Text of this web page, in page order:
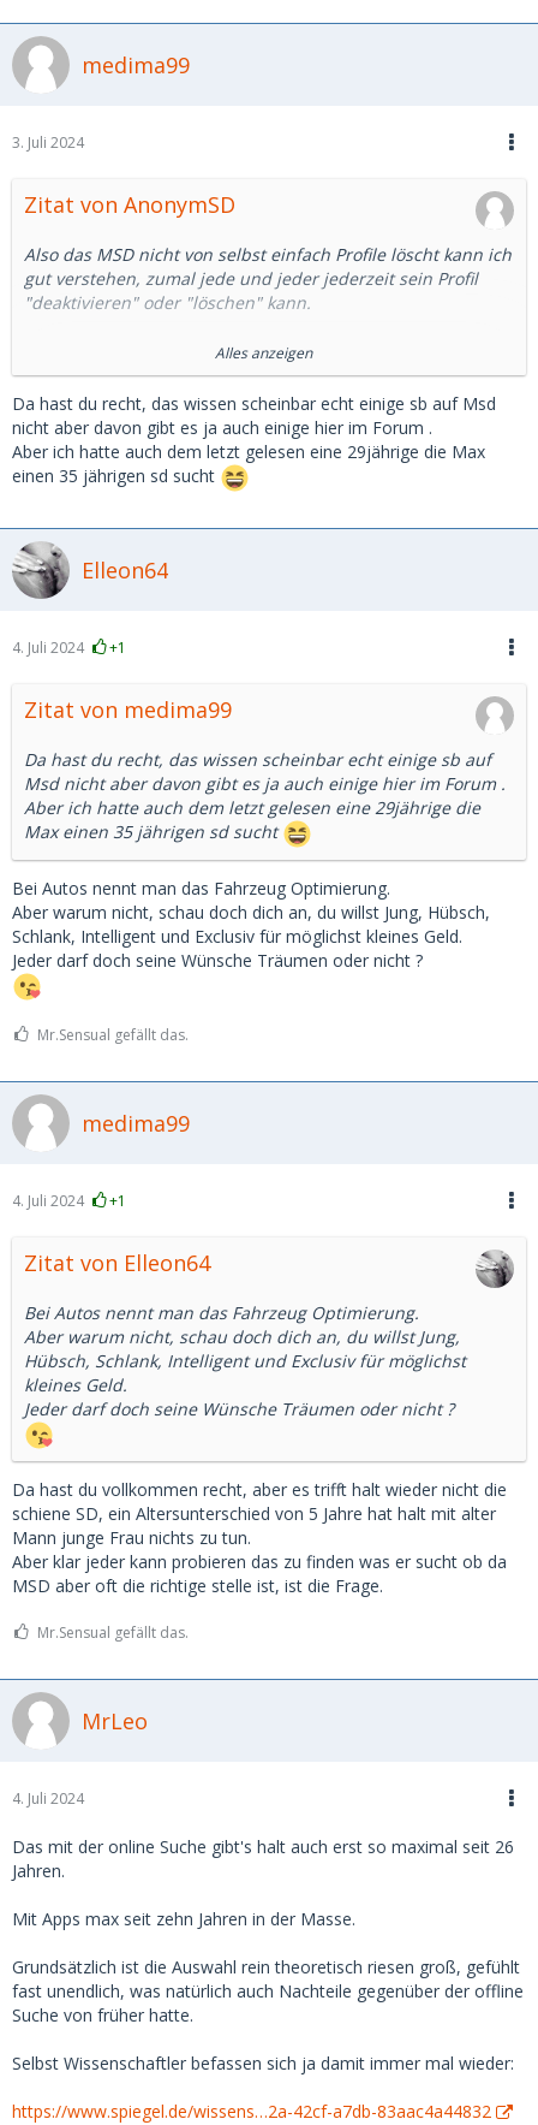
medima99
3. Juli 2024
Zitat von AnonymSD
Also das MSD nicht von selbst einfach Profile löscht kann ich
gut verstehen, zumal jede und jeder jederzeit sein Profil
"deaktivieren" oder "löschen" kann.
Scheinbar vergessen das manche 🤷..... jahrelang...
Das mit den Chatanfragen von wer weiß wie weit weg, ist
mit auch aufgefallen. 700 km sind ein ganz schöner Ritt. 🫣
Und dann weiß ich natürlich auch nicht so richtig, ob man
qua Definition mit 41, 42, 43 ...usw noch als Sugargirl zählt.
Manch Sugardaddy ist definitiv deutlich jünger wie einige
Sugarbabes 🤣
passt es ja wieder, wenn man diese Bezeichnung auch
wählt.
Ganz kompliziert wird es aber bei einigen Texten, wenn da
dann was von "Nur Anfragen U40" steht und das "SG" als
Alter 34, 35, usw angiebt.
Kann es sein, dass der und die ein oder andere auf MSD
garnicht wissen was Sugardating ist?
War ja auch schon Thema im Zusammenhang mit
Prostitution.
Alles anzeigen
Da hast du recht, das wissen scheinbar echt einige sb auf Msd
nicht aber davon gibt es ja auch einige hier im Forum .
Aber ich hatte auch dem letzt gelesen eine 29jährige die Max
einen 35 jährigen sd sucht
Elleon64
4. Juli 2024 +1
Zitat von medima99
Da hast du recht, das wissen scheinbar echt einige sb auf
Msd nicht aber davon gibt es ja auch einige hier im Forum .
Aber ich hatte auch dem letzt gelesen eine 29jährige die
Max einen 35 jährigen sd sucht
Bei Autos nennt man das Fahrzeug Optimierung.
Aber warum nicht, schau doch dich an, du willst Jung, Hübsch,
Schlank, Intelligent und Exclusiv für möglichst kleines Geld.
Jeder darf doch seine Wünsche Träumen oder nicht ?
Mr.Sensual gefällt das.
medima99
4. Juli 2024 +1
Zitat von Elleon64
Bei Autos nennt man das Fahrzeug Optimierung.
Aber warum nicht, schau doch dich an, du willst Jung,
Hübsch, Schlank, Intelligent und Exclusiv für möglichst
kleines Geld.
Jeder darf doch seine Wünsche Träumen oder nicht ?
Da hast du vollkommen recht, aber es trifft halt wieder nicht die
schiene SD, ein Altersunterschied von 5 Jahre hat halt mit alter
Mann junge Frau nichts zu tun.
Aber klar jeder kann probieren das zu finden was er sucht ob da
MSD aber oft die richtige stelle ist, ist die Frage.
Mr.Sensual gefällt das.
MrLeo
4. Juli 2024
Das mit der online Suche gibt's halt auch erst so maximal seit 26
Jahren.
Mit Apps max seit zehn Jahren in der Masse.
Grundsätzlich ist die Auswahl rein theoretisch riesen groß, gefühlt
fast unendlich, was natürlich auch Nachteile gegenüber der offline
Suche von früher hatte.
Selbst Wissenschaftler befassen sich ja damit immer mal wieder:
https://www.spiegel.de/wissens…2a-42cf-a7db-83aac4a44832